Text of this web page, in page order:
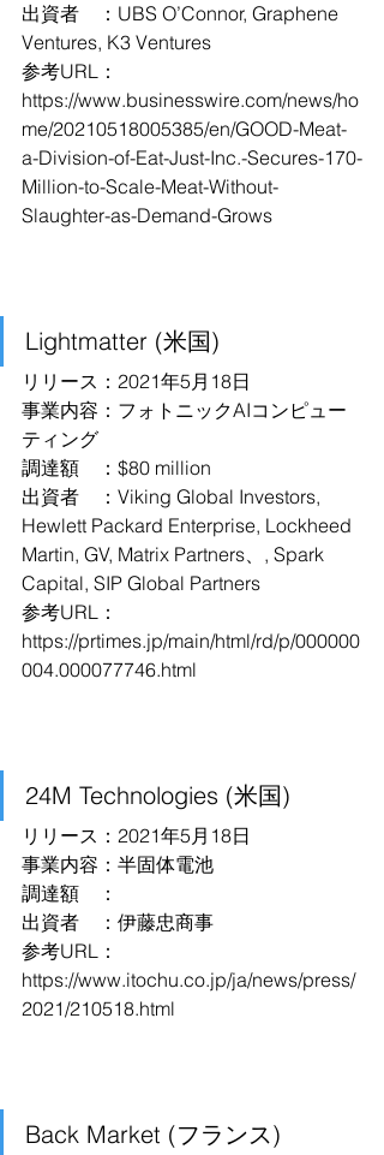
出資者　：UBS O’Connor, Graphene
Ventures, K3 Ventures
参考URL：
https://www.businesswire.com/news/ho
me/20210518005385/en/GOOD-Meat-
a-Division-of-Eat-Just-Inc.-Secures-170-
Million-to-Scale-Meat-Without-
Slaughter-as-Demand-Grows
Lightmatter (米国)
リリース：2021年5月18日
事業内容：フォトニックAIコンピュー
ティング
調達額　：$80 million
出資者　：Viking Global Investors,
Hewlett Packard Enterprise, Lockheed
Martin, GV, Matrix Partners、, Spark
Capital, SIP Global Partners
参考URL：
https://prtimes.jp/main/html/rd/p/000000
004.000077746.html
24M Technologies (米国)
リリース：2021年5月18日
事業内容：半固体電池
調達額　：
出資者　：伊藤忠商事
参考URL：
https://www.itochu.co.jp/ja/news/press/
2021/210518.html
Back Market (フランス)